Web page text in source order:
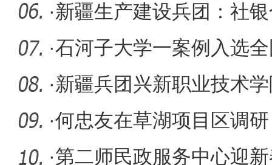
·新疆生产建设兵团：社
网
·石河子大学一案例入选
秀案例
·新疆兵团兴新职业技术
服务区域
·何忠友在草湖项目区调研
·第二师民政服务中心迎